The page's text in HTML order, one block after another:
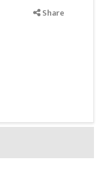
Share